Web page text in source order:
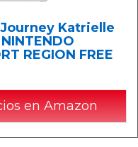
Katrielle
REGION FREE
en Amazon